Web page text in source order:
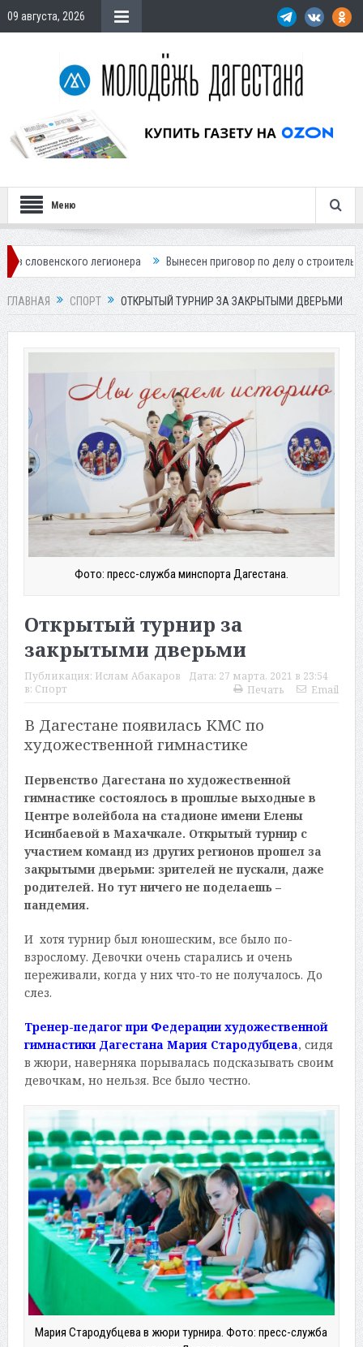
09 августа, 2026
Меню
Вынесен приговор по делу о строительстве гостиницы у
ГЛАВНАЯ СПОРТ ОТКРЫТЫЙ ТУРНИР ЗА ЗАКРЫТЫМИ ДВЕРЬМИ
Фото: пресс-служба минспорта Дагестана.
Открытый турнир за
закрытыми дверьми
Публикация: Ислам Абакаров Дата: 27 марта, 2021 в 23:54
в: Спорт Печать Email
В Дагестане появилась КМС по
художественной гимнастике
Первенство Дагестана по художественной
гимнастике состоялось в прошлые выходные в
Центре волейбола на стадионе имени Елены
Исинбаевой в Махачкале. Открытый турнир с
участием команд из других регионов прошел за
закрытыми дверьми: зрителей не пускали, даже
родителей. Но тут ничего не поделаешь –
пандемия.
И хотя турнир был юношеским, все было по-
взрослому. Девочки очень старались и очень
переживали, когда у них что-то не получалось. До
слез.
Тренер-педагог при Федерации художественной
гимнастики Дагестана Мария Стародубцева, сидя
в жюри, наверняка порывалась подсказывать своим
девочкам, но нельзя. Все было честно.
Мария Стародубцева в жюри турнира. Фото: пресс-служба